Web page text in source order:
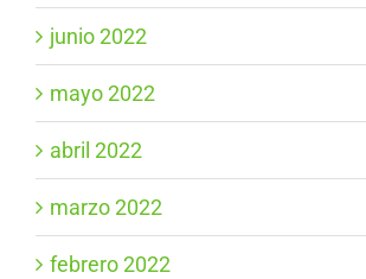
junio 2022
mayo 2022
abril 2022
marzo 2022
febrero 2022